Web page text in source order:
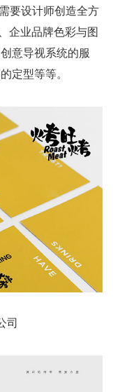
要设计师创造全方
企业品牌色彩与图
意导视系统的服
定型等等。
司